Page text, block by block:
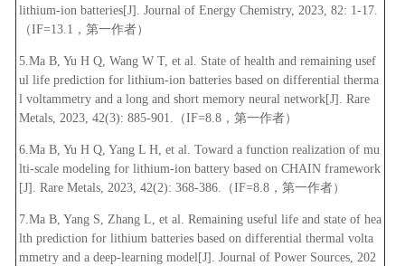
lithium-ion batteries[J]. Journal of Energy Chemistry, 2023, 82: 1-17.
（IF=13.1，第一作者）
5.Ma B, Yu H Q, Wang W T, et al. State of health and remaining usef
ul life prediction for lithium-ion batteries based on differential therma
l voltammetry and a long and short memory neural network[J]. Rare
Metals, 2023, 42(3): 885-901.（IF=8.8，第一作者）
6.Ma B, Yu H Q, Yang L H, et al. Toward a function realization of mu
lti-scale modeling for lithium-ion battery based on CHAIN framework
[J]. Rare Metals, 2023, 42(2): 368-386.（IF=8.8，第一作者）
7.Ma B, Yang S, Zhang L, et al. Remaining useful life and state of hea
lth prediction for lithium batteries based on differential thermal volta
mmetry and a deep-learning model[J]. Journal of Power Sources, 202